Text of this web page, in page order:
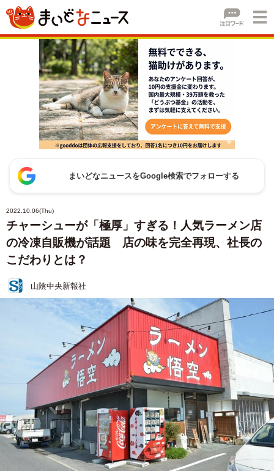
まいどなニュースをGoogle検索でフォローする
2022.10.06(Thu)
チャーシューが「極厚」すぎる！人気ラーメン店
の冷凍自販機が話題 店の味を完全再現、社長の
こだわりとは？
山陰中央新報社